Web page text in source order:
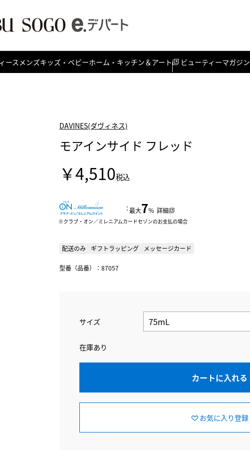
ース メンズキッズ・ベビーホーム・キッチン＆アート ビューティーマガジン
DAVINES(ダヴィネス)
モアインサイド フレッド
￥4,510税込
：最大7％ 詳細
クラブ・オン／ミレニアムカードセゾンのお支払の場合
配送のみ ギフトラッピング メッセージカード
型番（品番）：87057
サイズ
在庫あり
カートに入れる
お気に入り登録